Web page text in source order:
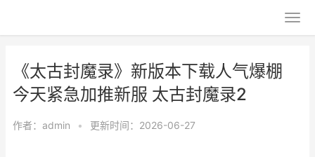
《太古封魔录》新版本下载人气爆棚
今天紧急加推新服 太古封魔录2
作者： admin • 更新时间：2026-06-27